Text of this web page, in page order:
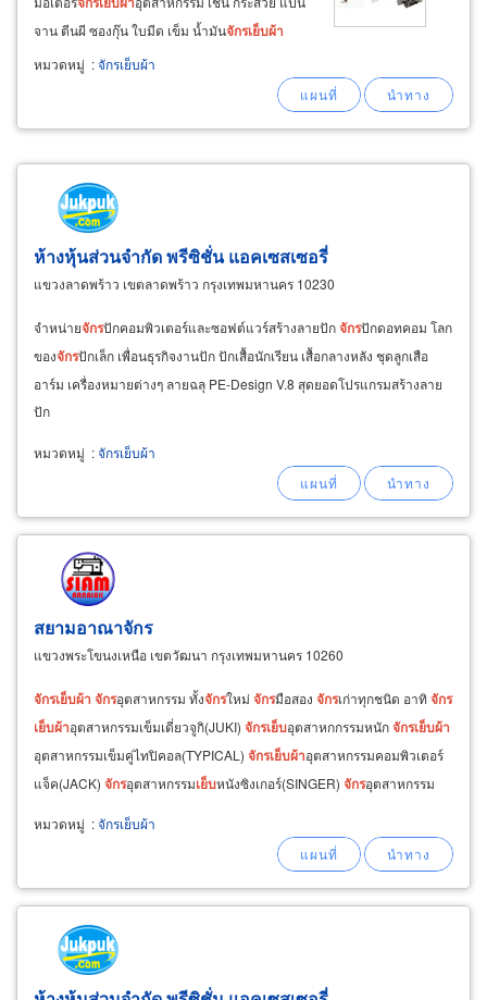
จาน ตีนผี ซองกุ๊น ใบมีด เข็ม น้ำมันจักรเย็บผ้า
ขอนแก่น ขายส่ง ขายปลีก อุปกรณ์
เย็บผ้า
หมวดหมู่ :จักรเย็บผ้า
ห้างหุ้นส่วนจำกัด พรีซิชั่น แอคเซสเซอรี่
แขวงลาดพร้าว เขตลาดพร้าว กรุงเทพมหานคร 10230
จำหน่ายจักรปักคอมพิวเตอร์และซอฟต์แวร์สร้างลายปักจักรปักดอทคอม โลก
ของจักรปักเล็ก เพื่อนธุรกิจงานปัก ปักเสื้อนักเรียน เสื้อกลางหลัง ชุดลูกเสือ
อาร์ม เครื่องหมายต่างๆ ลายฉลุ PE-Design V.8 สุดยอดโปรแกรมสร้างลาย
ปัก
หมวดหมู่ :จักรเย็บผ้า
สยามอาณาจักร
แขวงพระโขนงเหนือ เขตวัฒนา กรุงเทพมหานคร 10260
จักรเย็บผ้า จักรอุตสาหกรรม ทั้งจักรใหม่ จักรมือสอง จักรเก่าทุกชนิด อาทิ จักร
เย็บผ้าอุตสาหกรรมเข็มเดี่ยวจูกิ(JUKI) จักรเย็บอุตสาหกกรรมหนักจักรเย็บผ้า
อุตสาหกรรมเข็มคู่ไทปิคอล(TYPICAL) จักรเย็บผ้าอุตสาหกรรมคอมพิวเตอร์
แจ็ค(JACK) จักรอุตสาหกรรมเย็บหนังซิงเกอร์(SINGER) จักรอุตสาหกรรม
หมวดหมู่ :จักรเย็บผ้า